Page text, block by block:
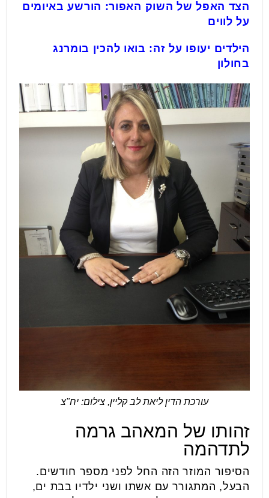
הצד האפל של השוק האפור: הורשע באיומים
על לווים
הילדים יעופו על זה: בואו להכין בומרנג
בחולון
עורכת הדין ליאת לב קליין, צילום: יח"צ
זהותו של המאהב גרמה
לתדהמה
הסיפור המוזר הזה החל לפני מספר חודשים.
הבעל, המתגורר עם אשתו ושני ילדיו בבת ים,